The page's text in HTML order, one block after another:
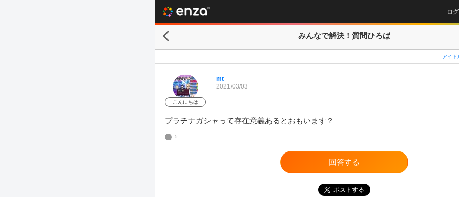
ロ
みんなで解決！ 質問ひろば
アイド
こんにちは
mt
2021/03/03
プラチナガシャって存在意義あるとおもいます？
5
回答する
ポストする